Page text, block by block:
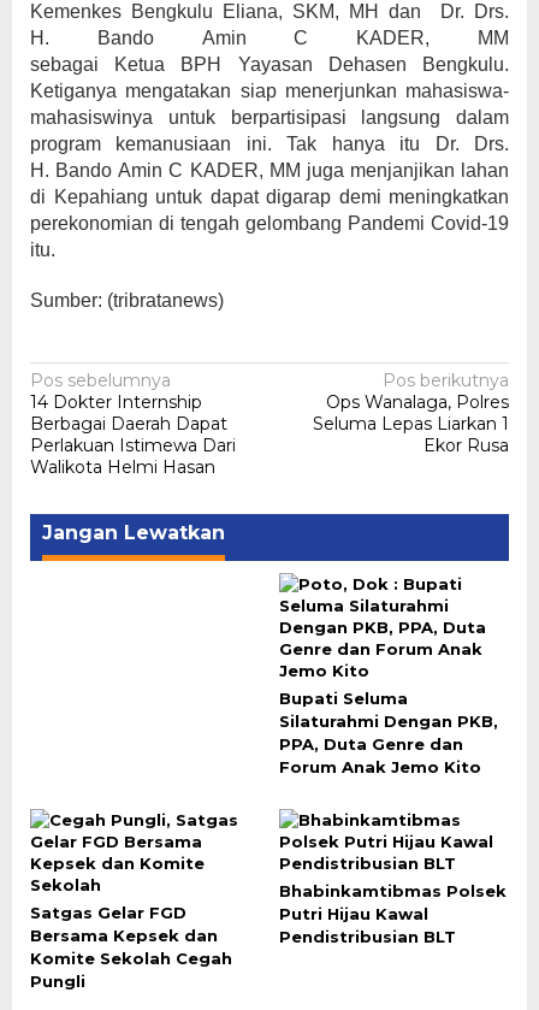
Kemenkes Bengkulu Eliana, SKM, MH dan Dr. Drs.
H. Bando Amin C KADER, MM
sebagai Ketua BPH Yayasan Dehasen Bengkulu.
Ketiganya mengatakan siap menerjunkan mahasiswa-
mahasiswinya untuk berpartisipasi langsung dalam
program kemanusiaan ini. Tak hanya itu Dr. Drs.
H. Bando Amin C KADER, MM juga menjanjikan lahan
di Kepahiang untuk dapat digarap demi meningkatkan
perekonomian di tengah gelombang Pandemi Covid-19
itu.
Sumber: (tribratanews)
Navigasi
pos
Pos sebelumnya
14 Dokter Internship
Berbagai Daerah Dapat
Perlakuan Istimewa Dari
Walikota Helmi Hasan
Pos berikutnya
Ops Wanalaga, Polres
Seluma Lepas Liarkan 1
Ekor Rusa
Jangan Lewatkan
Bupati Seluma
Silaturahmi Dengan PKB,
PPA, Duta Genre dan
Forum Anak Jemo Kito
Satgas Gelar FGD
Bersama Kepsek dan
Komite Sekolah Cegah
Pungli
Bhabinkamtibmas Polsek
Putri Hijau Kawal
Pendistribusian BLT